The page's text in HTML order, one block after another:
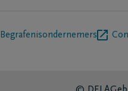
Begrafenisondernemers